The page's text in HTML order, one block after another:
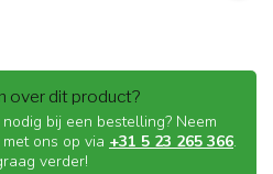
over dit product?
bij een bestelling? Neem
ons op via +31 5 23 265 366.
verder!